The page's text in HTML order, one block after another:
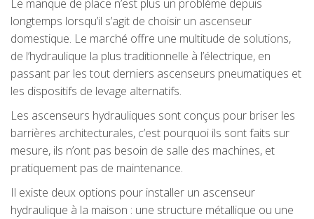
Le manque de place n’est plus un problème depuis
longtemps lorsqu’il s’agit de choisir un ascenseur
domestique. Le marché offre une multitude de solutions,
de l’hydraulique la plus traditionnelle à l’électrique, en
passant par les tout derniers ascenseurs pneumatiques et
les dispositifs de levage alternatifs.
Les ascenseurs hydrauliques sont conçus pour briser les
barrières architecturales, c’est pourquoi ils sont faits sur
mesure, ils n’ont pas besoin de salle des machines, et
pratiquement pas de maintenance.
Il existe deux options pour installer un ascenseur
hydraulique à la maison : une structure métallique ou une